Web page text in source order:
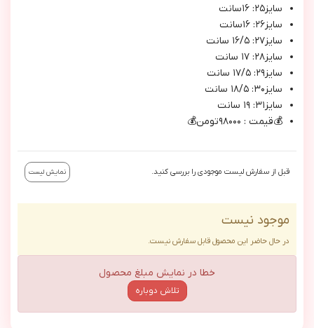
سايز٢٥: ١٦سانت
سایز۲۶: ۱۶سانت
سایز۲۷: ۱۶/۵ سانت
سایز۲۸: ۱۷ سانت
سایز۲۹: ۱۷/۵ سانت
سایز۳۰: ۱۸/۵ سانت
سایز۳۱: ۱۹ سانت
💰قيمت : ٩٨٠٠٠تومن💰
قبل از سفارش لیست موجودی را بررسی کنید. نمایش لیست
موجود نیست
در حال حاضر این محصول قابل سفارش نیست.
خطا در نمایش مبلغ محصول
تلاش دوباره